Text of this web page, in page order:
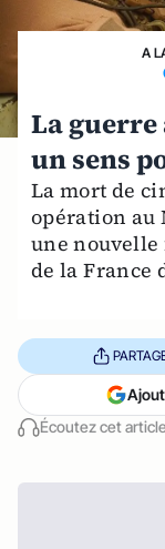
A
La guerre
un sens
La mort de
opération au
une nouvelle
de la France
Écoutez cet